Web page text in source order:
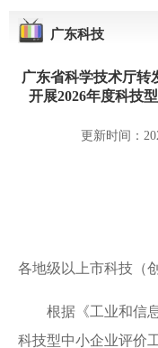
广东科技
广东省科学技术厅转
开展2026年度科技
更新时间：
各地级以上市科技（
根据《工业和信息
科技型中小企业评价